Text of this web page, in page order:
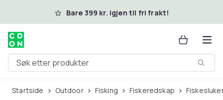
Hopp til hovedinnholdBare 399 kr. igjen til fri frakt!
Søk etter produkter
Startside Outdoor Fisking Fiskeredskap